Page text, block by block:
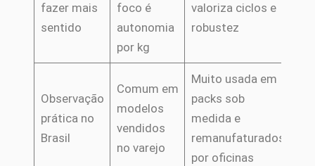
fazer mais
sentido
foco é
autonomia
por kg
valoriza ciclos e
robustez
Observação
prática no
Brasil
Comum em
modelos
vendidos
no varejo
Muito usada em
packs sob
medida e
remanufaturados
por oficinas